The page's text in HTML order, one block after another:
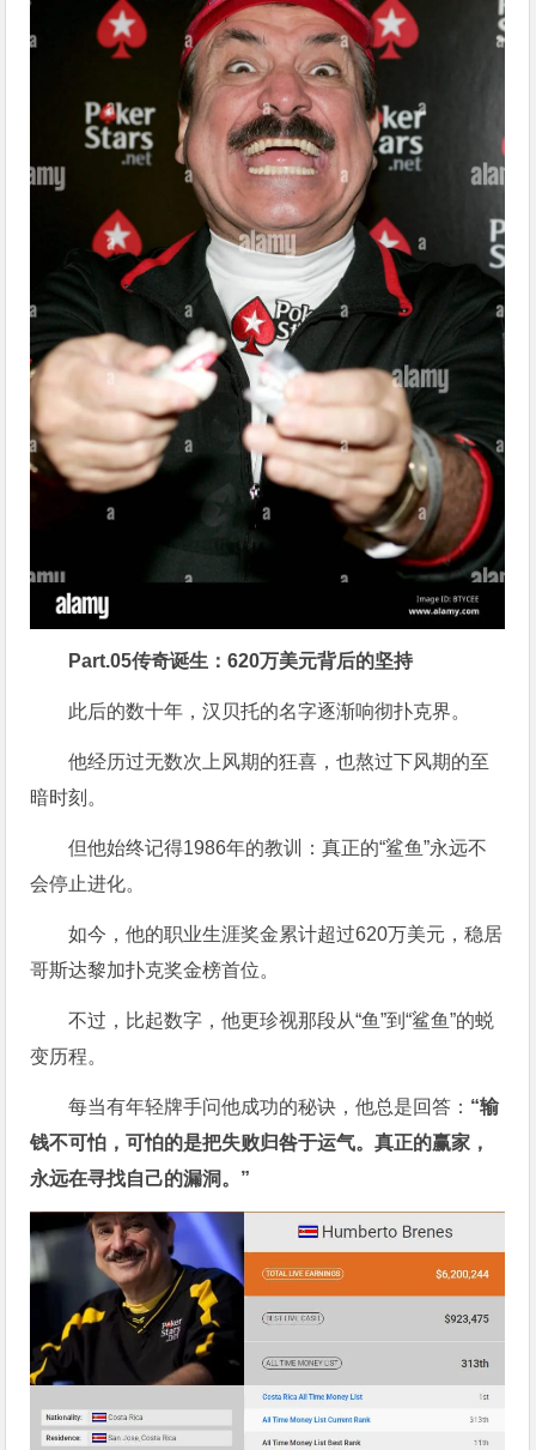
Part.05传奇诞生：620万美元背后的坚持
此后的数十年，汉贝托的名字逐渐响彻扑克界。
他经历过无数次上风期的狂喜，也熬过下风期的至
暗时刻。
但他始终记得1986年的教训：真正的“鲨鱼”永远不
会停止进化。
如今，他的职业生涯奖金累计超过620万美元，稳居
哥斯达黎加扑克奖金榜首位。
不过，比起数字，他更珍视那段从“鱼”到“鲨鱼”的蜕
变历程。
每当有年轻牌手问他成功的秘诀，他总是回答： “输
钱不可怕，可怕的是把失败归咎于运气。真正的赢家，
永远在寻找自己的漏洞。”